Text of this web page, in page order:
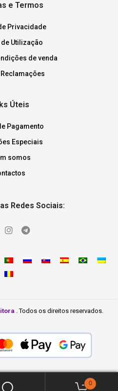
e Termos
Privacidade
Utilização
de venda
Úteis
Pagamento
Especiais
somos
Redes Sociais:
. Todos os direitos reservados.
0